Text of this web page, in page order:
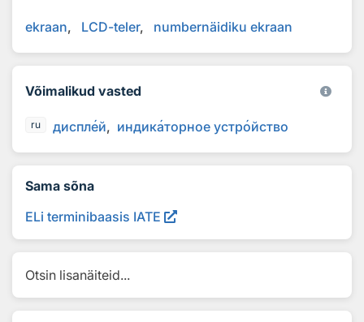
ekraan LCD-teler numbernäidiku ekraan
Võimalikud vasted
ru дисплей индикаторное устройство
Sama sõna
ELi terminibaasis IATE
Otsin lisanäiteid...